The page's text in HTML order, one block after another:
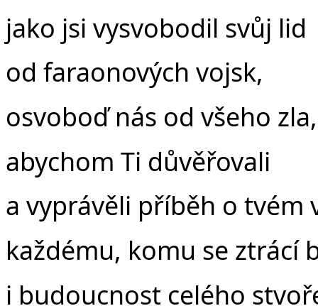
jako jsi vysvobodil svůj lid
od faraonových vojsk,
osvoboď nás od všeho zla,
abychom Ti důvěřovali
a vyprávěli příběh o tvém
každému, komu se ztrácí
i budoucnost celého